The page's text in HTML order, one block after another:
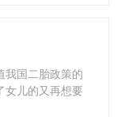
我国二胎政策的
女儿的又再想要